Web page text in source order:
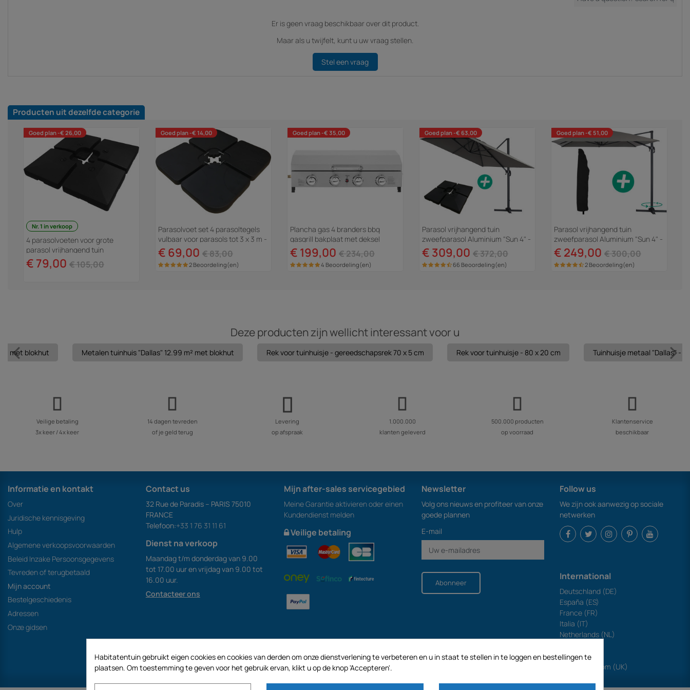
Er is geen vraag beschikbaar over dit product.
Maar als u twijfelt, kunt u uw vraag stellen.
Stel een vraag
Producten uit dezelfde categorie
Goed plan -€ 26,00
Nr. 1 in verkoop
4 parasolvoeten voor grote
parasol vrijhangend tuin
zweefparasol - 4 x 3 m - 104 kg -
Zwart
€ 79,00 € 105,00
Goed plan -€ 14,00
Parasolvoet set 4 parasoltegels
vulbaar voor parasols tot 3 x 3 m -
52 liter - Zwart
€ 69,00 € 83,00
2 Beoordeling(en)
Goed plan -€ 35,00
Plancha gas 4 branders bbq
gasgrill bakplaat met deksel
"Fasto" - 10 kW - Grijs
€ 199,00 € 234,00
4 Beoordeling(en)
Goed plan -€ 63,00
Parasol vrijhangend tuin
zweefparasol Aluminium "Sun 4" -
Rechthoekig - 3 x 4 m - Grijs -...
€ 309,00 € 372,00
66 Beoordeling(en)
Goed plan -€ 51,00
Parasol vrijhangend tuin
zweefparasol Aluminium "Sun 4" -
Rechthoekig - 3 x 4 m +
beschermhoes -...
€ 249,00 € 300,00
2 Beoordeling(en)
Deze producten zijn wellicht interessant voor u
met blokhut Metalen tuinhuis "Dallas" 12.99 m² met blokhut Rek voor tuinhuisje - gereedschapsrek 70 x 5 cm Rek voor tuinhuisje - 80 x 20 cm Tuinhuisje metaal "Dallas" -
Veilige betaling
3x keer / 4x keer
14 dagen tevreden
of je geld terug
Levering
op afspraak
1.000.000
klanten geleverd
500.000 producten
op voorraad
Klantenservice
beschikbaar
Informatie en kontakt
Over
Juridische kennisgeving
Hulp
Algemene verkoopsvoorwaarden
Beleid Inzake Persoonsgegevens
Tevreden of terugbetaald
Mijn account
Bestelgeschiedenis
Adressen
Onze gidsen
Contact us
32 Rue de Paradis – PARIS 75010
FRANCE
Telefoon:+33 1 76 31 11 61
Dienst na verkoop
Maandag t/m donderdag van 9.00
tot 17.00 uur en vrijdag van 9.00 tot
16.00 uur.
Contacteer ons
Mijn after-sales servicegebied
Meine Garantie aktivieren oder einen
Kundendienst melden
Veilige betaling
Newsletter
Volg ons nieuws en profiteer van onze
goede plannen
E-mail
Abonneer
Follow us
We zijn ook aanwezig op sociale
netwerken
International
Deutschland (DE)
España (ES)
France (FR)
Italia (IT)
Netherlands (NL)
Portugal (PT)
United Kingdom (UK)
Habitatentuin gebruikt eigen cookies en cookies van derden om onze dienstverlening te verbeteren en u in staat te stellen in te loggen en bestellingen te
plaatsen. Om toestemming te geven voor het gebruik ervan, klikt u op de knop 'Accepteren'.